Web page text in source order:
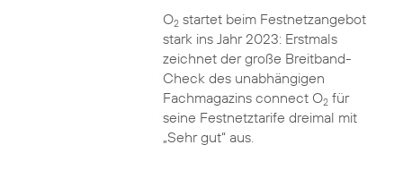
O2startet beim Festnetzangebot
stark ins Jahr 2023: Erstmals
zeichnet der große Breitband-
Check des unabhängigen
Fachmagazins connect O2für
seine Festnetztarife dreimal mit
„Sehr gut“ aus.